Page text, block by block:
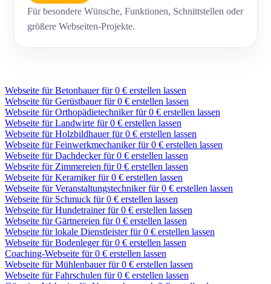
Für besondere Wünsche, Funktionen, Schnittstellen oder
größere Webseiten-Projekte.
Webseite für Betonbauer für 0 € erstellen lassen
Webseite für Gerüstbauer für 0 € erstellen lassen
Webseite für Orthopädietechniker für 0 € erstellen lassen
Webseite für Landwirte für 0 € erstellen lassen
Webseite für Holzbildhauer für 0 € erstellen lassen
Webseite für Feinwerkmechaniker für 0 € erstellen lassen
Webseite für Dachdecker für 0 € erstellen lassen
Webseite für Zimmereien für 0 € erstellen lassen
Webseite für Keramiker für 0 € erstellen lassen
Webseite für Veranstaltungstechniker für 0 € erstellen lassen
Webseite für Schmuck für 0 € erstellen lassen
Webseite für Hundetrainer für 0 € erstellen lassen
Webseite für Gärtnereien für 0 € erstellen lassen
Webseite für lokale Dienstleister für 0 € erstellen lassen
Webseite für Bodenleger für 0 € erstellen lassen
Coaching-Webseite für 0 € erstellen lassen
Webseite für Mühlenbauer für 0 € erstellen lassen
Webseite für Fahrschulen für 0 € erstellen lassen